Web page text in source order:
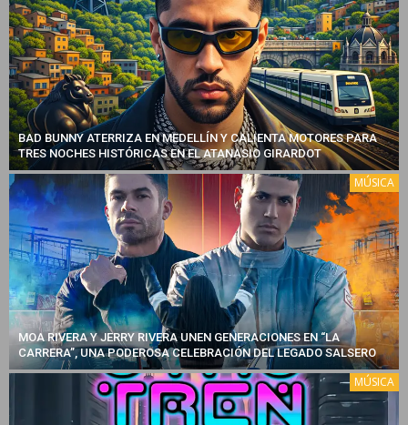
BAD BUNNY ATERRIZA EN MEDELLÍN Y CALIENTA MOTORES PARA
TRES NOCHES HISTÓRICAS EN EL ATANASIO GIRARDOT
MÚSICA
MOA RIVERA Y JERRY RIVERA UNEN GENERACIONES EN “LA
CARRERA”, UNA PODEROSA CELEBRACIÓN DEL LEGADO SALSERO
MÚSICA